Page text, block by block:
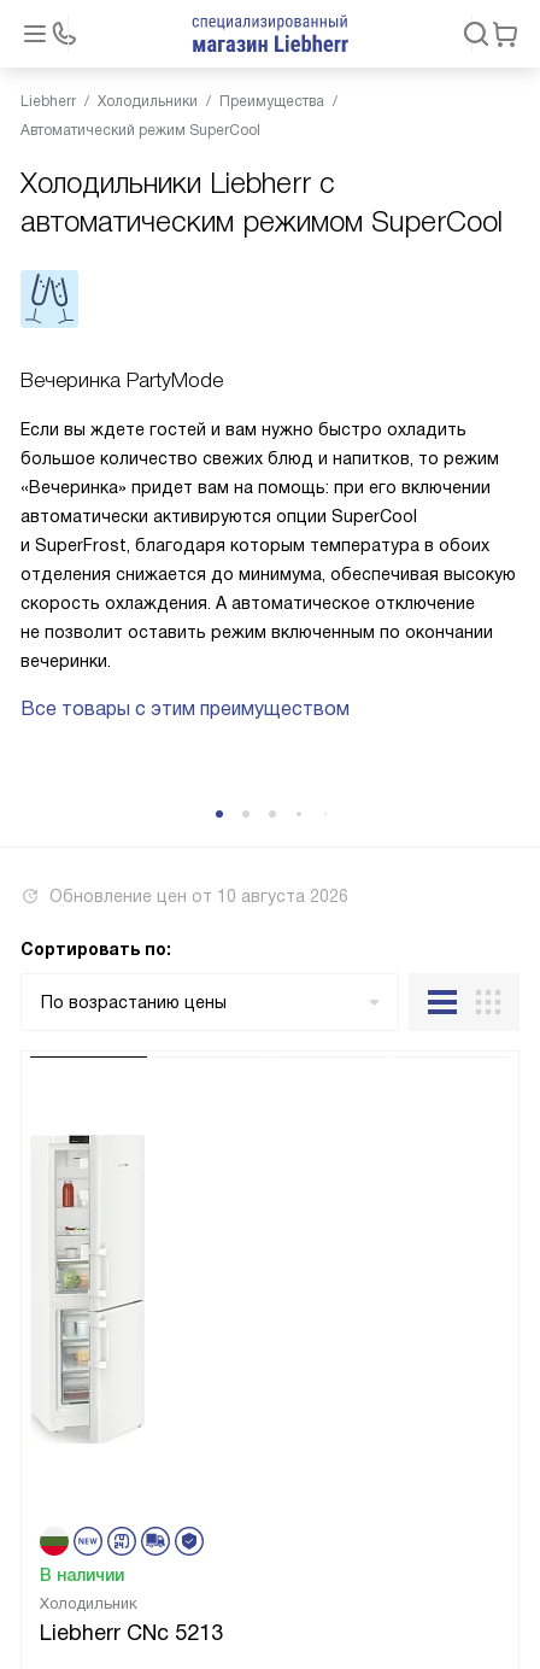
Liebherr Холодильники
Преимущества
Автоматический режим SuperCool
Холодильники Liebherr с
автоматическим режимом SuperCool
Вечеринка PartyMode
Если вы ждете гостей и вам нужно быстро охладить
большое количество свежих блюд и напитков, то режим
«Вечеринка» придет вам на помощь: при его включении
автоматически активируются опции SuperCool
и SuperFrost, благодаря которым температура в обоих
отделения снижается до минимума, обеспечивая высокую
скорость охлаждения. А автоматическое отключение
не позволит оставить режим включенным по окончании
вечеринки.
Все товары с этим преимуществом
Обновление цен от 10 августа 2026
Сортировать по:
По возрастанию цены
Холодильник
Liebherr CNc 5213
В наличии